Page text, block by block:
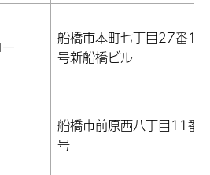
船橋市本町七丁目27番15
号新船橋ビル
船橋市前原西八丁目11番3
号